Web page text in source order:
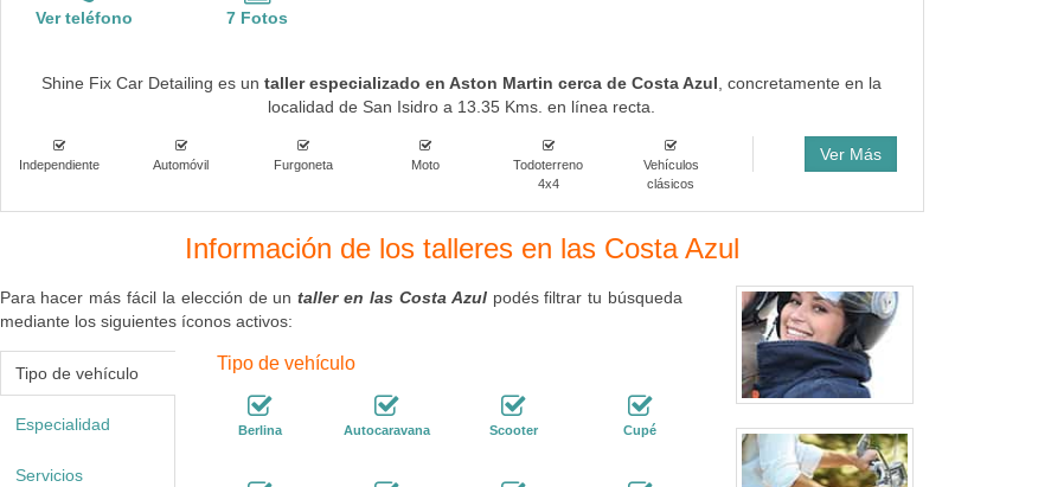
Ver teléfono 7 Fotos
Shine Fix Car Detailing es untaller especializado en Aston Martin cerca de Costa Azul , concretamente en la
localidad de San Isidro a 13.35 Kms. en línea recta.
Independiente Automóvil Furgoneta Moto
Todoterreno
4x4
Vehículos
clásicos
Ver Más
Información de los talleres en las Costa Azul
Para hacer más fácil la elección de untaller en las Costa Azulpodés filtrar tu búsqueda
mediante los siguientes íconos activos:
Tipo de vehículo
Especialidad
Servicios
Tipo de vehículo
Berlina Autocaravana Scooter Cupé